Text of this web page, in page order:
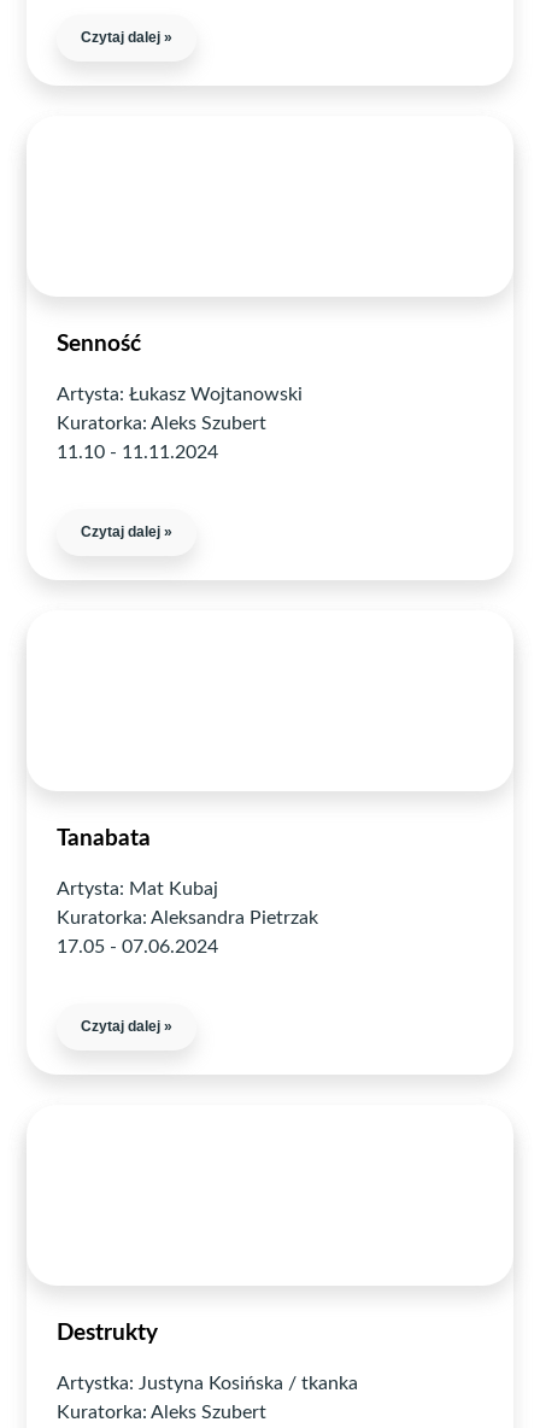
Czytaj dalej »
Senność
Artysta: Łukasz Wojtanowski
Kuratorka: Aleks Szubert
11.10 - 11.11.2024
Czytaj dalej »
Tanabata
Artysta: Mat Kubaj
Kuratorka: Aleksandra Pietrzak
17.05 - 07.06.2024
Czytaj dalej »
Destrukty
Artystka: Justyna Kosińska / tkanka
Kuratorka: Aleks Szubert